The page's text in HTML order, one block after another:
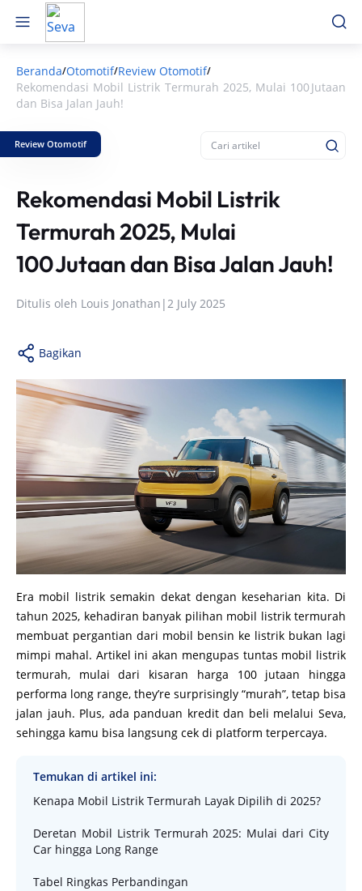
Beranda/Otomotif/Review Otomotif/
Rekomendasi Mobil Listrik Termurah 2025, Mulai 100 Jutaan
dan Bisa Jalan Jauh!
Review Otomotif
Rekomendasi Mobil Listrik
Termurah 2025, Mulai
100 Jutaan dan Bisa Jalan Jauh!
Ditulis oleh Louis Jonathan |2 July 2025
Bagikan
Era mobil listrik semakin dekat dengan keseharian kita. Di
tahun 2025, kehadiran banyak pilihan mobil listrik termurah
membuat pergantian dari mobil bensin ke listrik bukan lagi
mimpi mahal. Artikel ini akan mengupas tuntas mobil listrik
termurah, mulai dari kisaran harga 100 jutaan hingga
performa long range, they’re surprisingly “murah”, tetap bisa
jalan jauh. Plus, ada panduan kredit dan beli melalui Seva,
sehingga kamu bisa langsung cek di platform terpercaya.
Temukan di artikel ini:
Kenapa Mobil Listrik Termurah Layak Dipilih di 2025?
Deretan Mobil Listrik Termurah 2025: Mulai dari City
Car hingga Long Range
Tabel Ringkas Perbandingan